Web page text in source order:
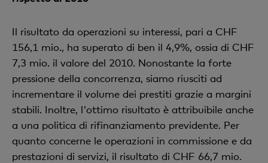
Il risultato da operazioni su interessi, pari a CHF
156,1 mio., ha superato di ben il 4,9%, ossia di CHF
7,3 mio. il valore del 2010. Nonostante la forte
pressione della concorrenza, siamo riusciti ad
incrementare il volume dei prestiti grazie a margini
stabili. Inoltre, l'ottimo risultato è attribuibile anche
a una politica di rifinanziamento previdente. Per
quanto concerne le operazioni in commissione e da
prestazioni di servizi, il risultato di CHF 66,7 mio.